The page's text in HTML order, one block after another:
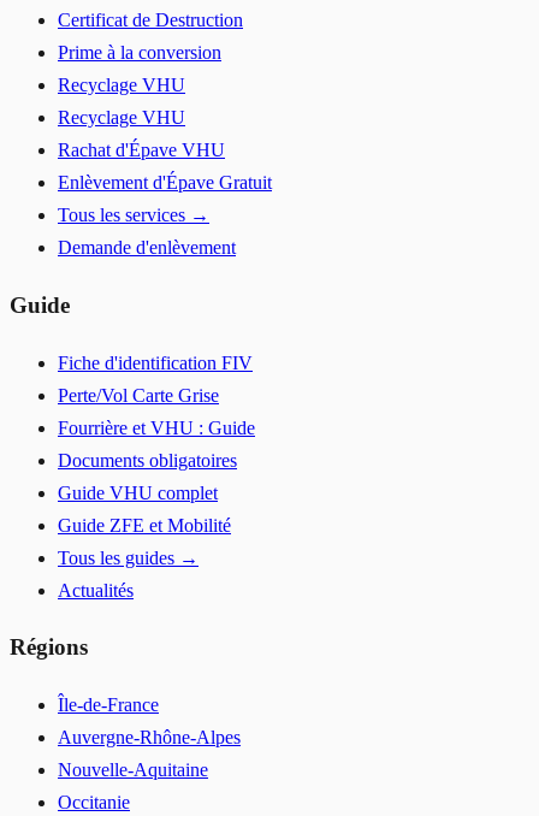
Certificat de Destruction
Prime à la conversion
Recyclage VHU
Recyclage VHU
Rachat d'Épave VHU
Enlèvement d'Épave Gratuit
Tous les services →
Demande d'enlèvement
Guide
Fiche d'identification FIV
Perte/Vol Carte Grise
Fourrière et VHU : Guide
Documents obligatoires
Guide VHU complet
Guide ZFE et Mobilité
Tous les guides →
Actualités
Régions
Île-de-France
Auvergne-Rhône-Alpes
Nouvelle-Aquitaine
Occitanie